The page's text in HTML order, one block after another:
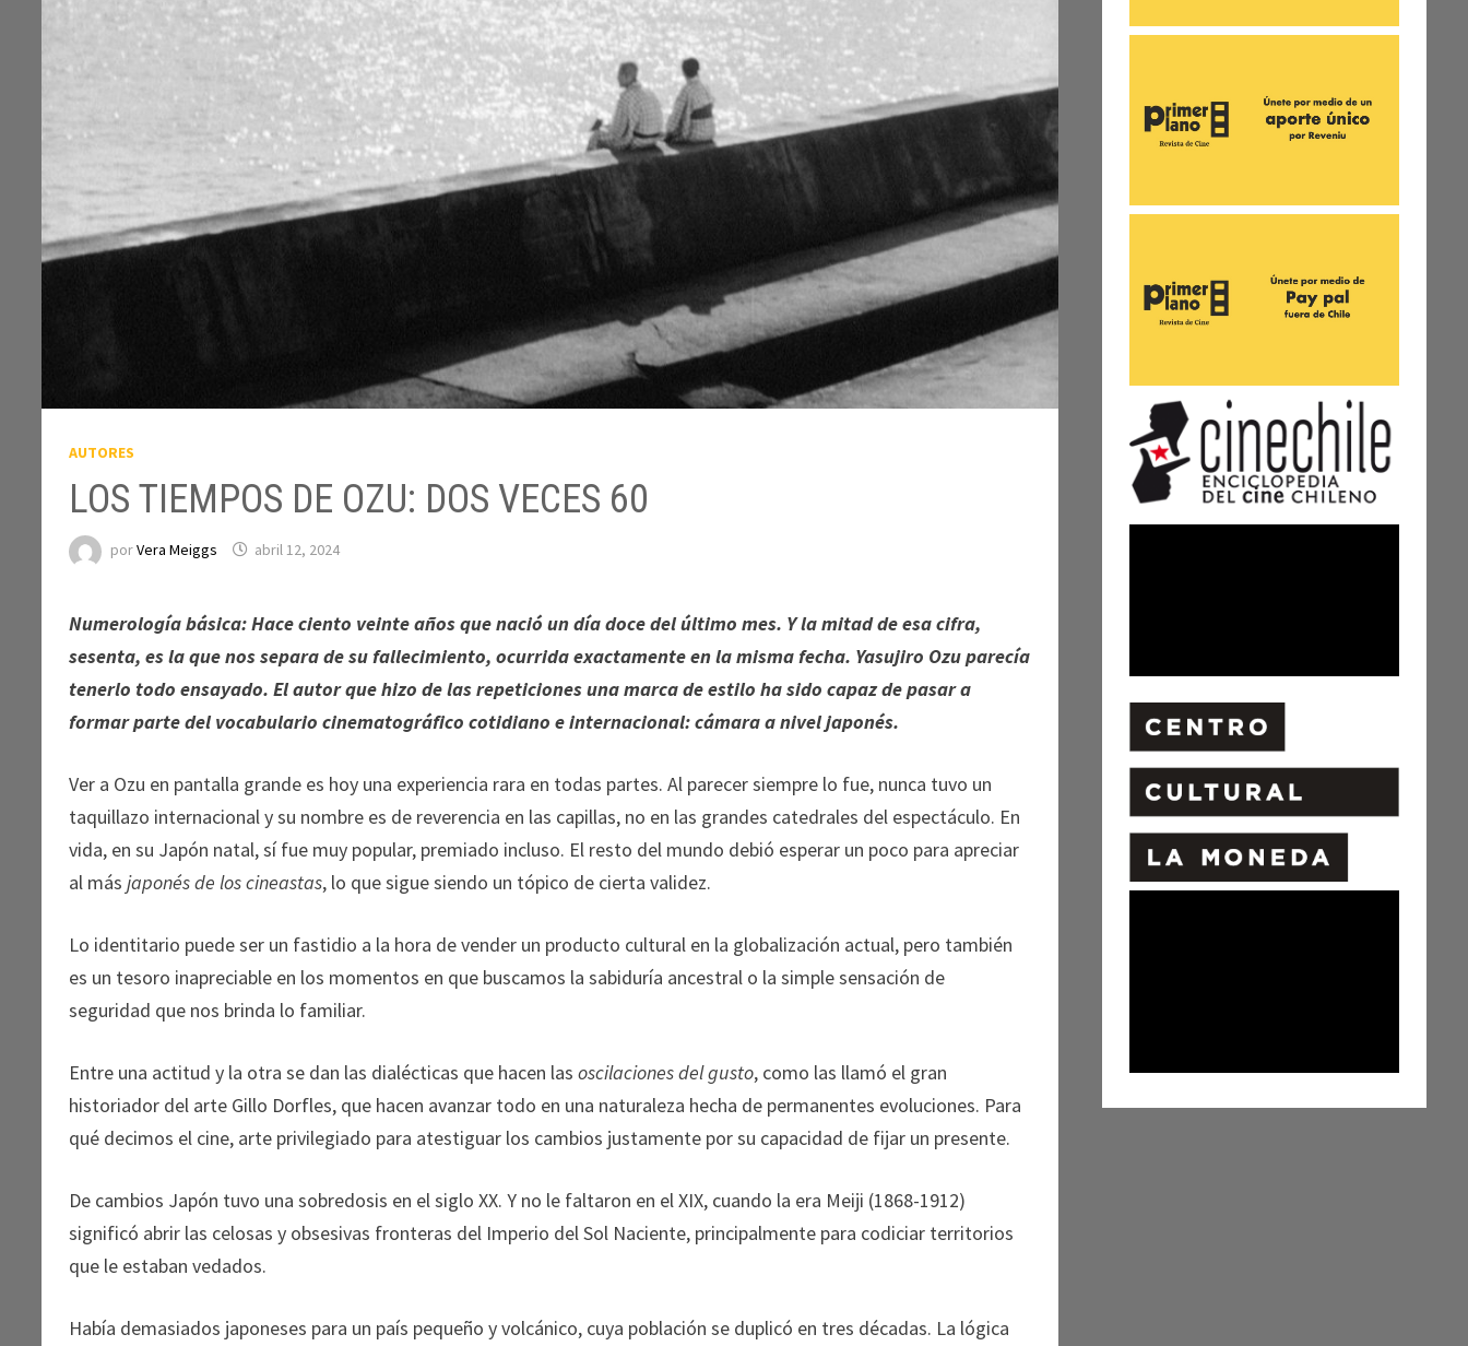
AUTORES
LOS TIEMPOS DE OZU: DOS VECES 60
porVera Meiggs abril 12, 2024
Numerología básica: Hace ciento veinte años que nació un día doce del último mes. Y la mitad de esa cifra,
sesenta, es la que nos separa de su fallecimiento, ocurrida exactamente en la misma fecha. Yasujiro Ozu parecía
tenerlo todo ensayado. El autor que hizo de las repeticiones una marca de estilo ha sido capaz de pasar a
formar parte del vocabulario cinematográfico cotidiano e internacional: cámara a nivel japonés.
Ver a Ozu en pantalla grande es hoy una experiencia rara en todas partes. Al parecer siempre lo fue, nunca tuvo un
taquillazo internacional y su nombre es de reverencia en las capillas, no en las grandes catedrales del espectáculo. En
vida, en su Japón natal, sí fue muy popular, premiado incluso. El resto del mundo debió esperar un poco para apreciar
al másjaponés de los cineastas, lo que sigue siendo un tópico de cierta validez.
Lo identitario puede ser un fastidio a la hora de vender un producto cultural en la globalización actual, pero también
es un tesoro inapreciable en los momentos en que buscamos la sabiduría ancestral o la simple sensación de
seguridad que nos brinda lo familiar.
Entre una actitud y la otra se dan las dialécticas que hacen lasoscilaciones del gusto, como las llamó el gran
historiador del arte Gillo Dorfles, que hacen avanzar todo en una naturaleza hecha de permanentes evoluciones. Para
qué decimos el cine, arte privilegiado para atestiguar los cambios justamente por su capacidad de fijar un presente.
De cambios Japón tuvo una sobredosis en el siglo XX. Y no le faltaron en el XIX, cuando la era Meiji (1868-1912)
significó abrir las celosas y obsesivas fronteras del Imperio del Sol Naciente, principalmente para codiciar territorios
que le estaban vedados.
Había demasiados japoneses para un país pequeño y volcánico, cuya población se duplicó en tres décadas. La lógica